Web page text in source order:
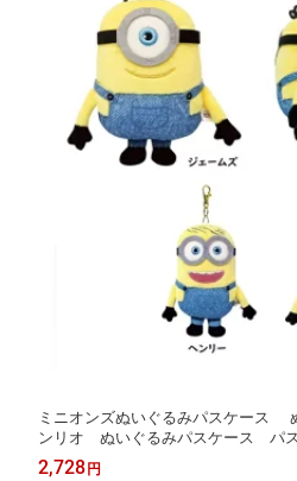
ミニオンズぬいぐるみパスケース
ンリオ ぬいぐるみパスケース パ
チャーム 小銭入れ ポーチ
2,728 円